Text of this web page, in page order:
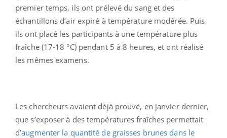
premier temps, ils ont prélevé du sang et des
échantillons d’air expiré à température modérée. Puis
ils ont placé les participants à une température plus
fraîche (17-18 °C) pendant 5 à 8 heures, et ont réalisé
les mêmes examens.
Les chercheurs avaient déjà prouvé, en janvier dernier,
que s’exposer à des températures fraîches permettait
d’augmenter la quantité de graisses brunes dans le